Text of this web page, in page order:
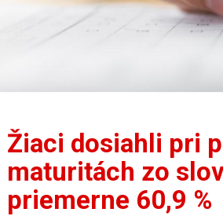
Žiaci dosiahli pri
maturitách zo
priemerne 60,9 %